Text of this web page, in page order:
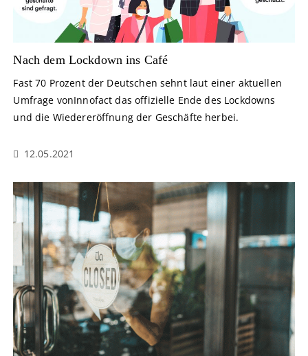
Nach dem Lockdown ins Café
Fast 70 Prozent der Deutschen sehnt laut einer aktuellen
Umfrage vonInnofact das offizielle Ende des Lockdowns
und die Wiedereröffnung der Geschäfte herbei.
12.05.2021